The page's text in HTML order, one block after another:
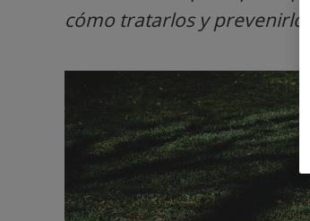
cómo tratarlos y prevenirlos.